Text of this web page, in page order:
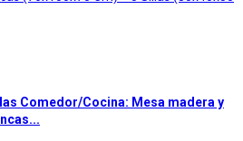
Comedor/Cocina: Mesa madera y